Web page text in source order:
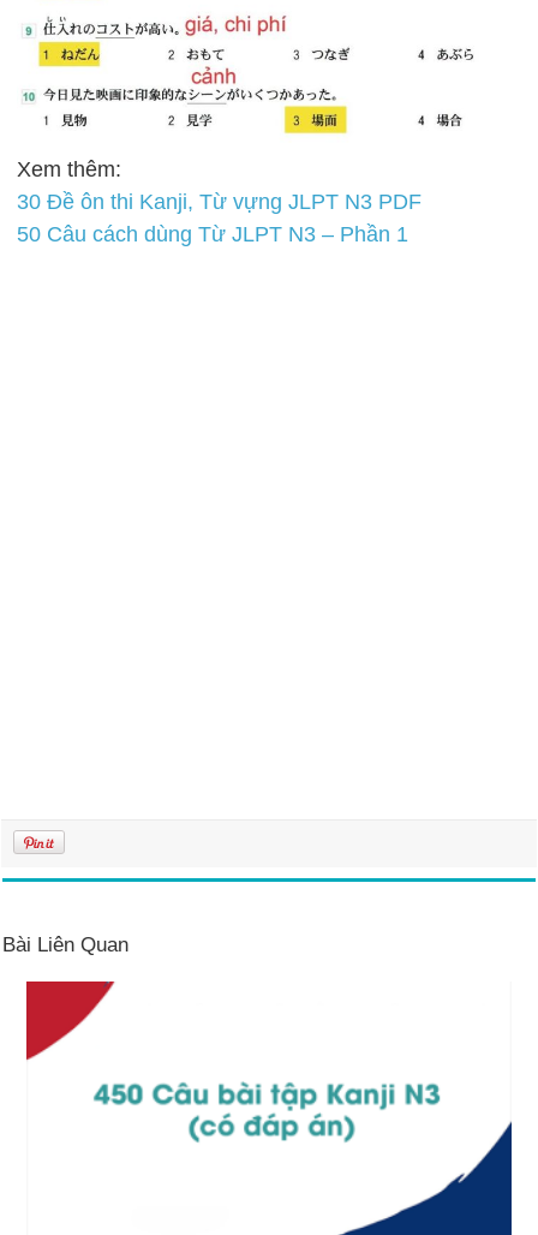
Xem thêm:
30 Đề ôn thi Kanji, Từ vựng JLPT N3 PDF
50 Câu cách dùng Từ JLPT N3 – Phần 1
Bài Liên Quan